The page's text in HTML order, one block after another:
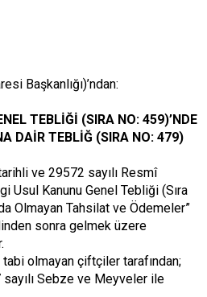
Başkanlığı)’ndan:
TEBLİĞİ (SIRA NO: 459)’NDE
DAİR TEBLİĞ (SIRA NO: 479)
ve 29572 sayılı Resmî
Usul Kanunu Genel Tebliği (Sıra
Olmayan Tahsilat ve Ödemeler”
sonra gelmek üzere
olmayan çiftçiler tarafından;
Sebze ve Meyveler ile